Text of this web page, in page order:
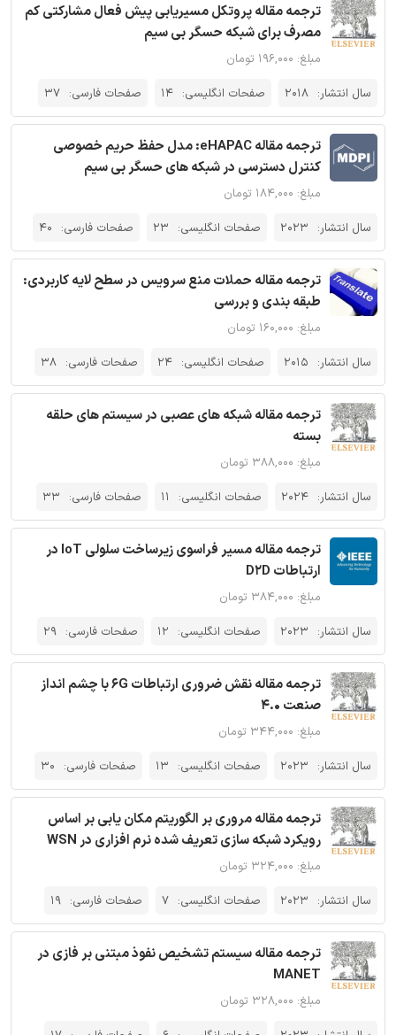
ترجمه مقاله پروتکل مسیریابی پیش فعال مشارکتی کم
مصرف برای شبکه‌ حسگر بی سیم
مبلغ: ۱۹۶,۰۰۰ تومان
سال انتشار: 2018 صفحات انگلیسی: 14 صفحات فارسی: 37
ترجمه مقاله eHAPAC: مدل حفظ حریم خصوصی
کنترل دسترسی در شبکه های حسگر بی سیم
مبلغ: ۱۸۴,۰۰۰ تومان
سال انتشار: 2023 صفحات انگلیسی: 23 صفحات فارسی: 40
ترجمه مقاله حملات منع سرویس در سطح لایه کاربردی:
طبقه بندی و بررسی
مبلغ: ۱۶۰,۰۰۰ تومان
سال انتشار: 2015 صفحات انگلیسی: 24 صفحات فارسی: 38
ترجمه مقاله شبکه های عصبی در سیستم های حلقه
بسته
مبلغ: ۳۸۸,۰۰۰ تومان
سال انتشار: 2024 صفحات انگلیسی: 11 صفحات فارسی: 33
ترجمه مقاله مسیر فراسوی زیرساخت سلولی IoT در
ارتباطات D2D
مبلغ: ۳۸۴,۰۰۰ تومان
سال انتشار: 2023 صفحات انگلیسی: 12 صفحات فارسی: 29
ترجمه مقاله نقش ضروری ارتباطات 6G با چشم انداز
صنعت 4.0
مبلغ: ۳۴۴,۰۰۰ تومان
سال انتشار: 2023 صفحات انگلیسی: 13 صفحات فارسی: 30
ترجمه مقاله مروری بر الگوریتم مکان یابی بر اساس
رویکرد شبکه سازی تعریف شده نرم افزاری در WSN
مبلغ: ۳۲۴,۰۰۰ تومان
سال انتشار: 2023 صفحات انگلیسی: 7 صفحات فارسی: 19
ترجمه مقاله سیستم تشخیص نفوذ مبتنی بر فازی در
MANET
مبلغ: ۳۲۸,۰۰۰ تومان